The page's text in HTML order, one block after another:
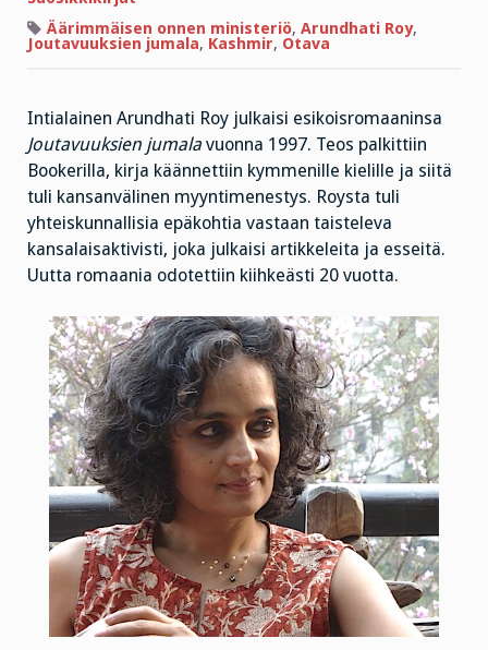
20
vuoden
odotuksen?
Äärimmäisen onnen ministeriö, Arundhati Roy,
Joutavuuksien jumala, Kashmir, Otava
Intialainen Arundhati Roy julkaisi esikoisromaaninsa
Joutavuuksien jumala vuonna 1997. Teos palkittiin
Bookerilla, kirja käännettiin kymmenille kielille ja siitä
tuli kansanvälinen myyntimenestys. Roysta tuli
yhteiskunnallisia epäkohtia vastaan taisteleva
kansalaisaktivisti, joka julkaisi artikkeleita ja esseitä.
Uutta romaania odotettiin kiihkeästi 20 vuotta.